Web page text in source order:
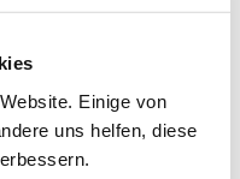
Einige von
uns helfen, diese
systemischem